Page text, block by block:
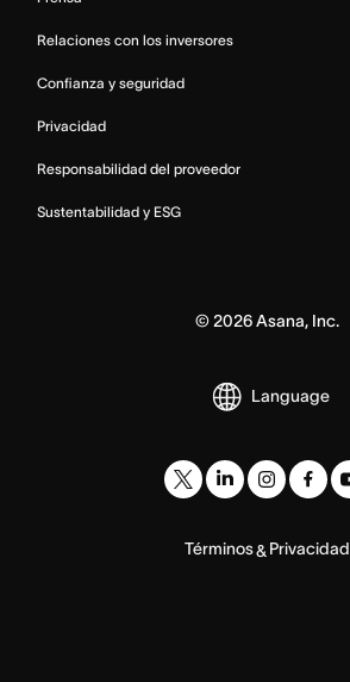
Relaciones con los inversores
Confianza y seguridad
Privacidad
Responsabilidad del proveedor
Sustentabilidad y ESG
© 2026Asana, Inc.
Language
Términos& Privacidad